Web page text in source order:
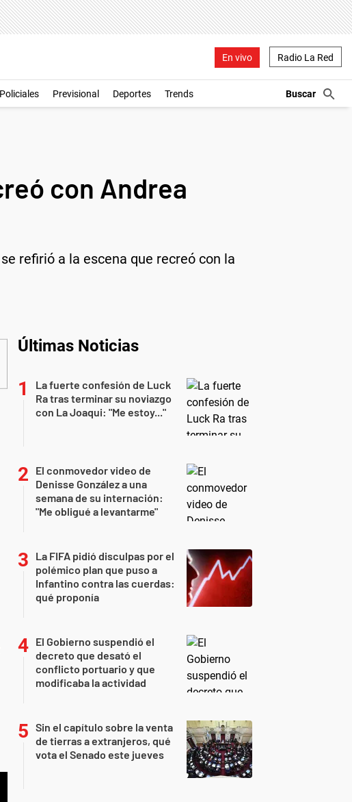
En vivo Radio La Red
Policiales Previsional Deportes Trends
con Andrea
refirió a la escena que recreó con la
Últimas Noticias
La fuerte confesión de Luck
Ra tras terminar su noviazgo
con La Joaqui: "Me estoy..."
El conmovedor video de
Denisse González a una
semana de su internación:
"Me obligué a levantarme"
La FIFA pidió disculpas por el
polémico plan que puso a
Infantino contra las cuerdas:
qué proponía
El Gobierno suspendió el
decreto que desató el
conflicto portuario y que
modificaba la actividad
Sin el capítulo sobre la venta
de tierras a extranjeros, qué
vota el Senado este jueves